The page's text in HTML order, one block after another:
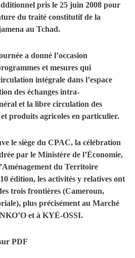
pris le 25 juin 2008 pour
du traité constitutif de la
au Tchad.
a donné l’occasion
et mesures qui
intégrale dans l’espace
des échanges intra-
et la libre circulation des
produits agricoles en particulier.
le siège du CPAC, la célébration
par le Ministère de l’Économie,
du Territoire
édition, les activités y relatives ont
trois frontières (Cameroun,
plus précisément au Marché
et à KYÉ-OSSI.
PDF